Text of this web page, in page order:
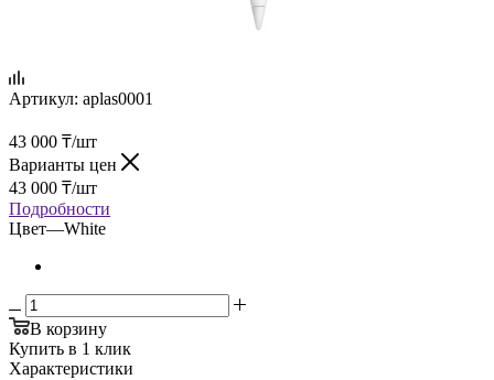
Артикул: aplas0001
43 000 ₸/шт
Варианты цен
43 000 ₸/шт
Подробности
Цвет—White
В корзину
Купить в 1 клик
Характеристики